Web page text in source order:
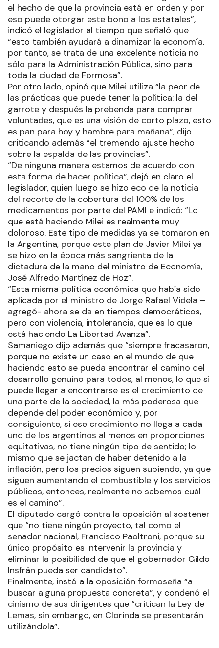
el hecho de que la provincia está en orden y por
eso puede otorgar este bono a los estatales”,
indicó el legislador al tiempo que señaló que
“esto también ayudará a dinamizar la economía,
por tanto, se trata de una excelente noticia no
sólo para la Administración Pública, sino para
toda la ciudad de Formosa”.
Por otro lado, opinó que Milei utiliza “la peor de
las prácticas que puede tener la política: la del
garrote y después la prebenda para comprar
voluntades, que es una visión de corto plazo, esto
es pan para hoy y hambre para mañana”, dijo
criticando además “el tremendo ajuste hecho
sobre la espalda de las provincias”.
“De ninguna manera estamos de acuerdo con
esta forma de hacer política”, dejó en claro el
legislador, quien luego se hizo eco de la noticia
del recorte de la cobertura del 100% de los
medicamentos por parte del PAMI e indicó: “Lo
que está haciendo Milei es realmente muy
doloroso. Este tipo de medidas ya se tomaron en
la Argentina, porque este plan de Javier Milei ya
se hizo en la época más sangrienta de la
dictadura de la mano del ministro de Economía,
José Alfredo Martínez de Hoz”.
“Esta misma política económica que había sido
aplicada por el ministro de Jorge Rafael Videla –
agregó- ahora se da en tiempos democráticos,
pero con violencia, intolerancia, que es lo que
está haciendo La Libertad Avanza”.
Samaniego dijo además que “siempre fracasaron,
porque no existe un caso en el mundo de que
haciendo esto se pueda encontrar el camino del
desarrollo genuino para todos, al menos, lo que si
puede llegar a encontrarse es el crecimiento de
una parte de la sociedad, la más poderosa que
depende del poder económico y, por
consiguiente, si ese crecimiento no llega a cada
uno de los argentinos al menos en proporciones
equitativas, no tiene ningún tipo de sentido; lo
mismo que se jactan de haber detenido a la
inflación, pero los precios siguen subiendo, ya que
siguen aumentando el combustible y los servicios
públicos, entonces, realmente no sabemos cuál
es el camino”.
El diputado cargó contra la oposición al sostener
que “no tiene ningún proyecto, tal como el
senador nacional, Francisco Paoltroni, porque su
único propósito es intervenir la provincia y
eliminar la posibilidad de que el gobernador Gildo
Insfrán pueda ser candidato”.
Finalmente, instó a la oposición formoseña “a
buscar alguna propuesta concreta”, y condenó el
cinismo de sus dirigentes que “critican la Ley de
Lemas, sin embargo, en Clorinda se presentarán
utilizándola”.